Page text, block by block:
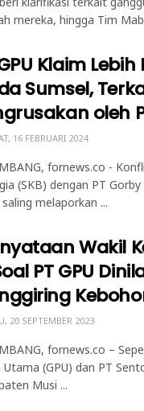
mereka, hingga Tim
Klaim
Sumsel,
oleh
16 FEBRUARI 2024
fornews.co -
(SKB) dengan PT
melaporkan ...
Wakil
PT GPU
20 SEPTEMBER 2023
fornews.co –
(GPU) dan PT
Musi ...